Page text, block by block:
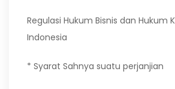
Regulasi Hukum Bisnis dan Hukum
Indonesia
* Syarat Sahnya suatu perjanjian